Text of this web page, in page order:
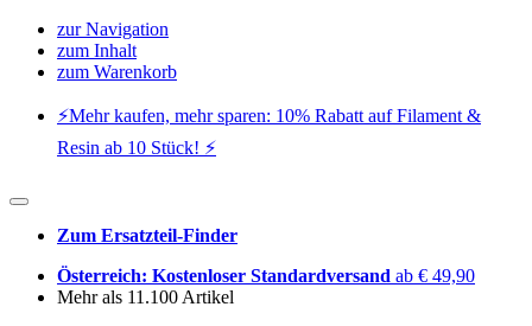
zur Navigation
zum Inhalt
zum Warenkorb
⚡️Mehr kaufen, mehr sparen: 10% Rabatt auf Filament &
Resin ab 10 Stück! ⚡️
Zum Ersatzteil-Finder
Österreich: Kostenloser Standardversand ab € 49,90
Mehr als 11.100 Artikel